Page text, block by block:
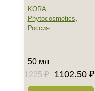
KORA
Phytocosmetics,
Россия
50 мл
1225 ₽
1102.50 ₽